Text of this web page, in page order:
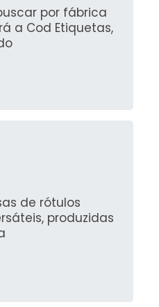
a Cod Etiquetas,
de rótulos
produzidas